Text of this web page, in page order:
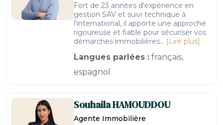
Fort de 23 années d'expérience en
gestion SAV et suivi technique à
l'international, il apporte une approche
rigoureuse et fiable pour sécuriser vos
démarches immobilières... [Lire plus]
Langues parlées : français,
espagnol
SouhailaHAMOUDDOU
Agente Immobilière